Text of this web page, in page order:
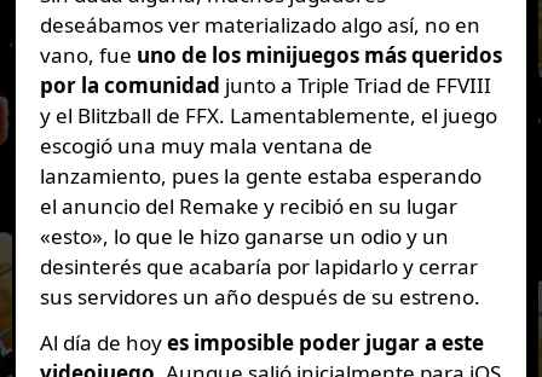
deseábamos ver materializado algo así, no en
vano, fue uno de los minijuegos más queridos
por la comunidad junto a Triple Triad de FFVIII
y el Blitzball de FFX. Lamentablemente, el juego
escogió una muy mala ventana de
lanzamiento, pues la gente estaba esperando
el anuncio del Remake y recibió en su lugar
«esto», lo que le hizo ganarse un odio y un
desinterés que acabaría por lapidarlo y cerrar
sus servidores un año después de su estreno.
Al día de hoyes imposible poder jugar a este